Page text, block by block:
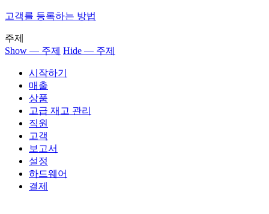
고객를 등록하는 방법
주제
Show — 주제 Hide — 주제
시작하기
매출
상품
고급 재고 관리
직원
고객
보고서
설정
하드웨어
결제